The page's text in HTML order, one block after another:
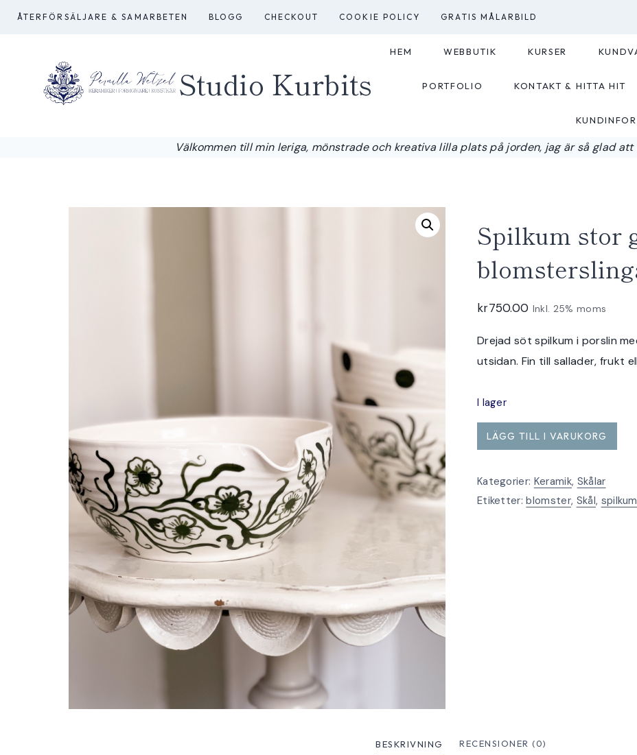
Skip
ÅTERFÖRSÄLJARE & SAMARBETEN BLOGG CHECKOUT COOKIE POLICY GRATIS MÅLARBILD
Studio Kurbits
HEM WEBBUTIK KURSER
PORTFOLIO KONTAKT & HITTA HIT
Välkommen till min leriga, mönstrade och kreativa lilla plats på jorden, jag är så glad
Spilkum stor
kr750.00 Inkl. 25% moms
Drejad söt spilkum i porslin
utsidan. Fin till sallader, frukt
I lager
Spilkum
stor
med
LÄGG TILL I VARUKORG
Kategorier: Keramik, Skålar
Etiketter:blomster, Skål, spilkum
BESKRIVNING RECENSIONER (0)